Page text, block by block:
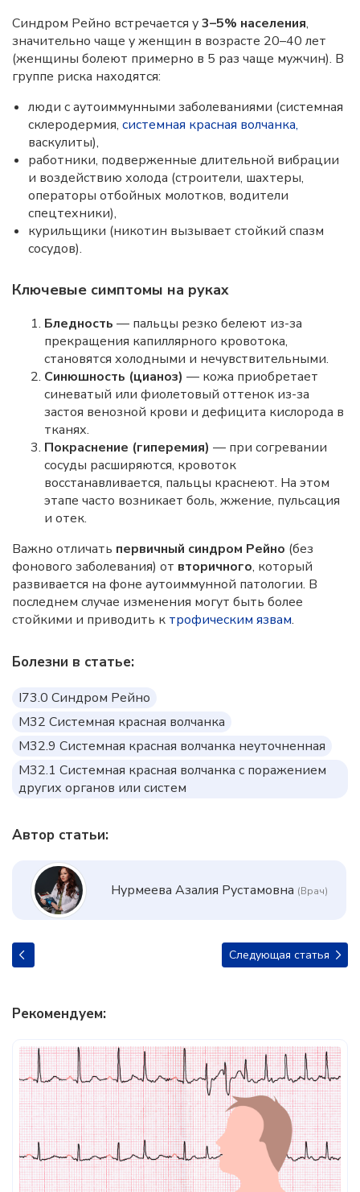
Синдром Рейно встречается у3–5% населения,
значительно чаще у женщин в возрасте 20–40 лет
(женщины болеют примерно в 5 раз чаще мужчин). В
группе риска находятся:
люди с аутоиммунными заболеваниями (системная
склеродермия, системная красная волчанка,
васкулиты),
работники, подверженные длительной вибрации
и воздействию холода (строители, шахтеры,
операторы отбойных молотков, водители
спецтехники),
курильщики (никотин вызывает стойкий спазм
сосудов).
Ключевые симптомы на руках
Бледность — пальцы резко белеют из-за
прекращения капиллярного кровотока,
становятся холодными и нечувствительными.
Синюшность (цианоз) — кожа приобретает
синеватый или фиолетовый оттенок из-за
застоя венозной крови и дефицита кислорода в
тканях.
Покраснение (гиперемия) — при согревании
сосуды расширяются, кровоток
восстанавливается, пальцы краснеют. На этом
этапе часто возникает боль, жжение, пульсация
и отек.
Важно отличать первичный синдром Рейно (без
фонового заболевания) от вторичного, который
развивается на фоне аутоиммунной патологии. В
последнем случае изменения могут быть более
стойкими и приводить к трофическим язвам.
Болезни в статье:
I73.0 Синдром Рейно
M32 Системная красная волчанка
M32.9 Системная красная волчанка неуточненная
M32.1 Системная красная волчанка с поражением
других органов или систем
Автор статьи:
Нурмеева Азалия Рустамовна (Врач)
Следующая статья
Рекомендуем: